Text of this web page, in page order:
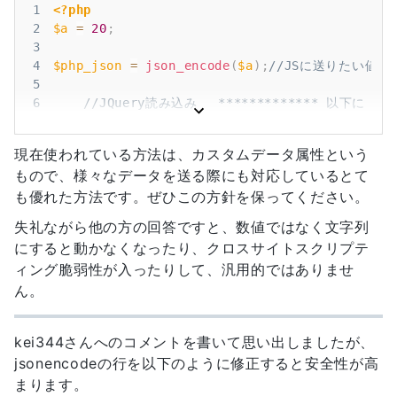
1
<?php
2
$a = 20 ;
3
4
$php_json = json_encode ($a) ; //JSに送りたい値
5
6
//JQuery読み込み 　************* 以下に
9
10
<script id="script" type ="text/javascript
現在使われている方法は、カスタムデータ属性という
もので、様々なデータを送る際にも対応しているとて
も優れた方法です。ぜひこの方針を保ってください。
失礼ながら他の方の回答ですと、数値ではなく文字列
にすると動かなくなったり、クロスサイトスクリプテ
ィング脆弱性が入ったりして、汎用的ではありませ
ん。
kei344さんへのコメントを書いて思い出しましたが、
jsonencodeの行を以下のように修正すると安全性が高
まります。